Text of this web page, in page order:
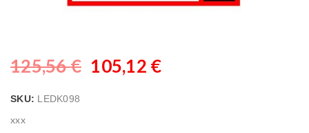
125,56€ 105,12 €
SKU: LEDK098
xxx